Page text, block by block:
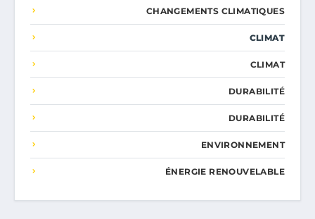
CHANGEMENTS CLIMATIQUES
CLIMAT
CLIMAT
DURABILITÉ
DURABILITÉ
ENVIRONNEMENT
ÉNERGIE RENOUVELABLE